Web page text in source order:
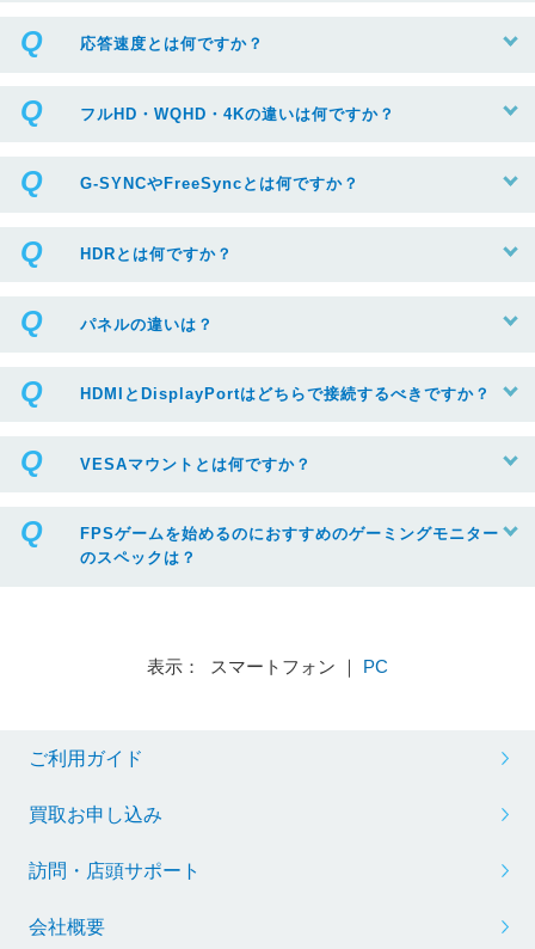
応答速度とは何ですか？
フルHD・WQHD・4Kの違いは何ですか？
G-SYNCやFreeSyncとは何ですか？
HDRとは何ですか？
パネルの違いは？
HDMIとDisplayPortはどちらで接続するべきですか？
VESAマウントとは何ですか？
FPSゲームを始めるのにおすすめのゲーミングモニター
のスペックは？
表示： スマートフォン ｜ PC
ご利用ガイド
買取お申し込み
訪問・店頭サポート
会社概要